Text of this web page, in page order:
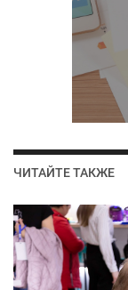
ЧИТАЙТЕ ТАКЖЕ